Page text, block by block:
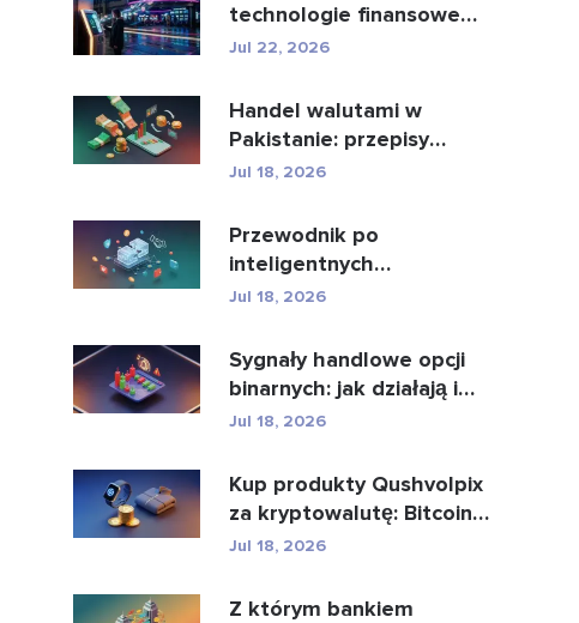
technologie finansowe
zmieniają oblicze płatn...
Jul 22, 2026
Handel walutami w
Pakistanie: przepisy
prawne, brokerzy,
Jul 18, 2026
Przewodnik po
inteligentnych
kontraktach i usługach
Jul 18, 2026
Sygnały handlowe opcji
binarnych: jak działają i
jakie niosą z...
Jul 18, 2026
Kup produkty Qushvolpix
za kryptowalutę: Bitcoin,
płatności i i...
Jul 18, 2026
Z którym bankiem